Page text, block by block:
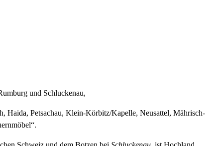
und Schluckenau,
Haida, Petsachau, Klein-Körbitz/Kapelle, Neusattel, Mährisch-